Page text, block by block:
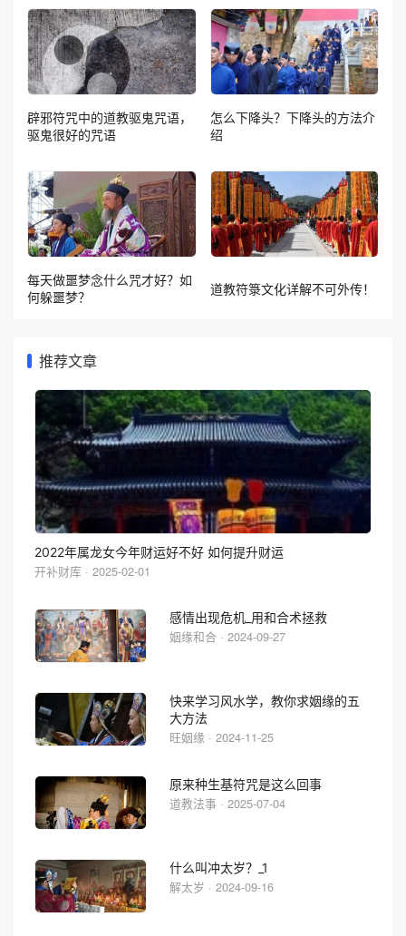
辟邪符咒中的道教驱鬼咒语，
驱鬼很好的咒语
怎么下降头？下降头的方法介
绍
每天做噩梦念什么咒才好？如
何躲噩梦？
道教符箓文化详解不可外传！
推荐文章
2022年属龙女今年财运好不好 如何提升财运
开补财库 · 2025-02-01
感情出现危机_用和合术拯救
姻缘和合 · 2024-09-27
快来学习风水学，教你求姻缘的五
大方法
旺姻缘 · 2024-11-25
原来种生基符咒是这么回事
道教法事 · 2025-07-04
什么叫冲太岁？_1
解太岁 · 2024-09-16